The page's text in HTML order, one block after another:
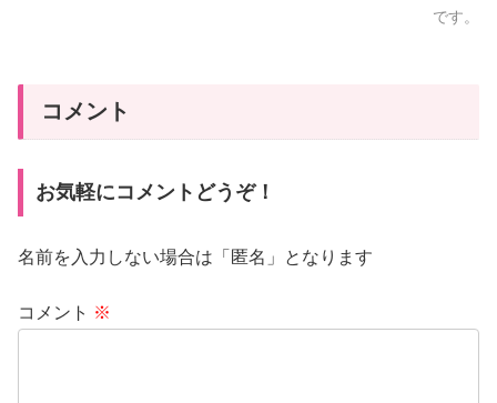
です。
コメント
お気軽にコメントどうぞ！
名前を入力しない場合は「匿名」となります
コメント ※